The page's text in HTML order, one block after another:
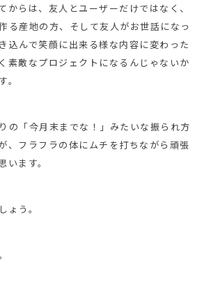
からは、友人とユーザーだけではなく、
る産地の方、そして友人がお世話になっ
込んで笑顔に出来る様な内容に変わった
素敵なプロジェクトになるんじゃないか
。
の「今月末までな！」みたいな振られ方
、フラフラの体にムチを打ちながら頑張
います。
ょう。